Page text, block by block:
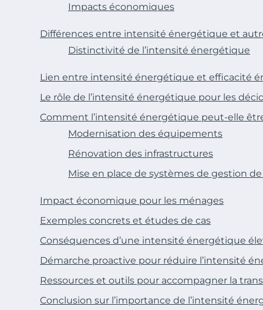
Impacts économiques
Différences entre intensité énergétique et
Distinctivité de l’intensité énergétique
Lien entre intensité énergétique et efficacité
Le rôle de l’intensité énergétique pour les
Comment l’intensité énergétique peut-elle
Modernisation des équipements
Rénovation des infrastructures
Mise en place de systèmes de gestion de
Impact économique pour les ménages
Exemples concrets et études de cas
Conséquences d’une intensité énergétique
Démarche proactive pour réduire l’intensité
Ressources et outils pour accompagner la
Conclusion sur l’importance de l’intensité